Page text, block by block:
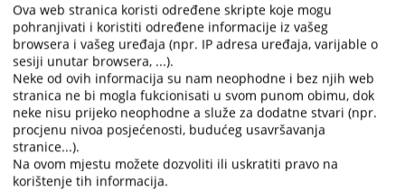
Trenutno nema vijesti
Ova web stranica koristi određene skripte koje mogu
pohranjivati i koristiti određene informacije iz vašeg
browsera i vašeg uređaja (npr. IP adresa uređaja, varijable o
sesiji unutar browsera, ...).
Neke od ovih informacija su nam neophodne i bez njih web
stranica ne bi mogla fukcionisati u svom punom obimu, dok
neke nisu prijeko neophodne a služe za dodatne stvari (npr.
procjenu nivoa posjećenosti, budućeg usavršavanja
stranice...).
Na ovom mjestu možete dozvoliti ili uskratiti pravo na
korištenje tih informacija.